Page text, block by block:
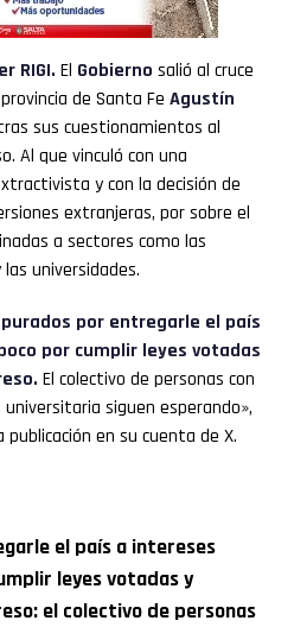
RIGI. El Gobierno salió al cruce
de Santa Fe Agustín
sus cuestionamientos al
Al que vinculó con una
y con la decisión de
extranjeras, por sobre el
a sectores como las
universidades.
por entregarle el país
por cumplir leyes votadas
El colectivo de personas con
siguen esperando»,
en su cuenta de X.
el país a intereses
leyes votadas y
el colectivo de personas